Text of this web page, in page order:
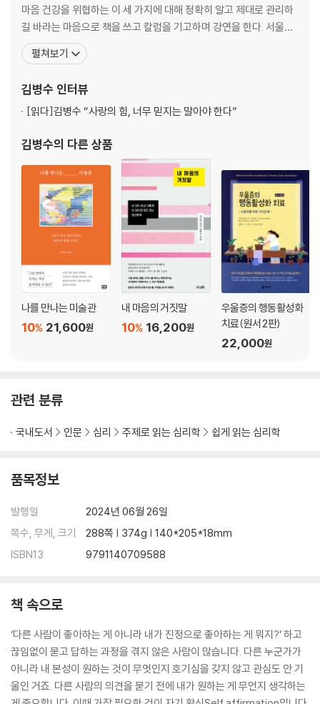
은퇴 증후군 극복하기
힘이 되는 질투, 독이 되는 시기
행복한 기억의 힘
번아웃에 빠진 이의 불길한 소망
열정은 언제 위험해지는가
워킹맘의 껍질과 굴레
경쟁이 싫다면 지금 불안한 것
미래를 위한 지금의 희생에 대하여
사람이 싫다는 당신에게
인정 욕구를 인정하라
왜 이기고 싶은지 알아야 하는 이유
인간의 한계를 받아들이기
분노의 심리학적 원인
증거 중독에서 벗어나고 싶다면
이루지 못한 계획이 소중한 이유
진단 기준을 정확히 아는 것부터
버려야 할 네 가지 마음 습관
부정적 사고와 잘못된 신념 바로잡기
세대별 상황별 우울증 차이
운동으로 우울증 떨쳐내기
휴직을 고민하는 당신에게
항우울제를 먹기로 했다면
힘이 되는 가족의 도움 : 기본 생활
힘이 되는 가족의 도움 : 대화 방법
우울증은 어떻게 예방할 수 있는가
마음 건강을 위협하는 이 세 가지에 대해 정확히 알고 제대로 관리하
길 바라는 마음으로 책을 쓰고 칼럼을 기고하며 강연을 한다. 서울아
산병원 정신건강의학과에서 임상교수로 근무했고 같은 병원 건강증
진센터의 스트레스 클리닉에서 진료했으며 대한우울조울병학회, 한
다. 현재 서울 교대역 사거리 작은 의원에서 내담자들에게 현실적이
고 실
펼쳐보기
김병수 인터뷰
[읽다]김병수 “사랑의 힘, 너무 믿지는 말아야 한다”
김병수의 다른 상품
나를 만나는 미술관
21,600원
10%
내 마음의 거짓말
16,200원
10%
우울증의 행동활성화
치료(원서 2판)
22,000원
관련 분류
국내도서 인문 심리 주제로 읽는 심리학 쉽게 읽는 심리학
품목정보
발행일
2024년 06월 26일
쪽수, 무게, 크기
288쪽 | 374g | 140*205*18mm
ISBN13
9791140709588
책 속으로
‘다른 사람이 좋아하는 게 아니라 내가 진정으로 좋아하는 게 뭐지?’ 하고
끊임없이 묻고 답하는 과정을 겪지 않은 사람이 많습니다. 다른 누군가가
아니라 내 본성이 원하는 것이 무엇인지 호기심을 갖지 않고 관심도 안 기
울인 거죠. 다른 사람의 의견을 묻기 전에 내가 원하는 게 무언지 생각하는